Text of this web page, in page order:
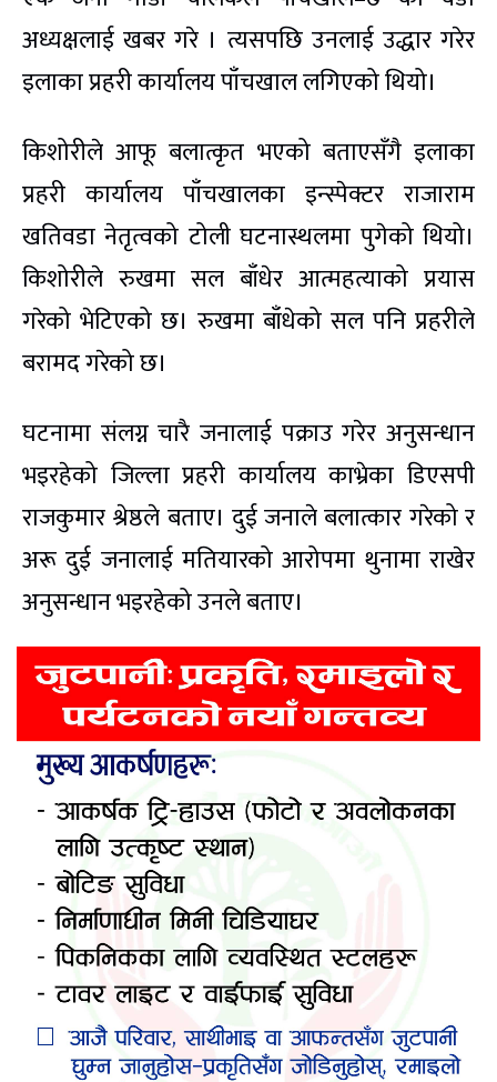
अध्यक्षलाई खबर गरे । त्यसपछि उनलाई उद्धार गरेर
इलाका प्रहरी कार्यालय पाँचखाल लगिएको थियो।
किशोरीले आफू बलात्कृत भएको बताएसँगै इलाका
प्रहरी कार्यालय पाँचखालका इन्स्पेक्टर राजाराम
खतिवडा नेतृत्वको टोली घटनास्थलमा पुगेको थियो।
किशोरीले रुखमा सल बाँधेर आत्महत्याको प्रयास
गरेको भेटिएको छ। रुखमा बाँधेको सल पनि प्रहरीले
बरामद गरेको छ।
घटनामा संलग्न चारै जनालाई पक्राउ गरेर अनुसन्धान
भइरहेको जिल्ला प्रहरी कार्यालय काभ्रेका डिएसपी
राजकुमार श्रेष्ठले बताए। दुई जनाले बलात्कार गरेको र
अरू दुई जनालाई मतियारको आरोपमा थुनामा राखेर
अनुसन्धान भइरहेको उनले बताए।